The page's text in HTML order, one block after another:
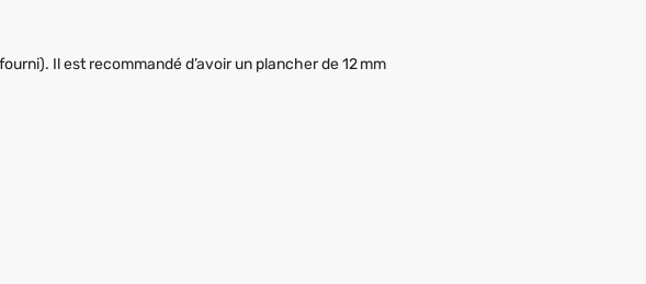
Il est recommandé d’avoir un plancher de 12 mm